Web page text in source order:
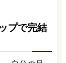
プで完結